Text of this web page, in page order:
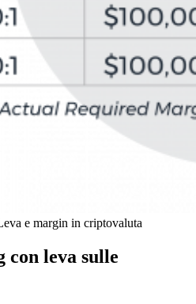
e margin in criptovaluta
con leva sulle